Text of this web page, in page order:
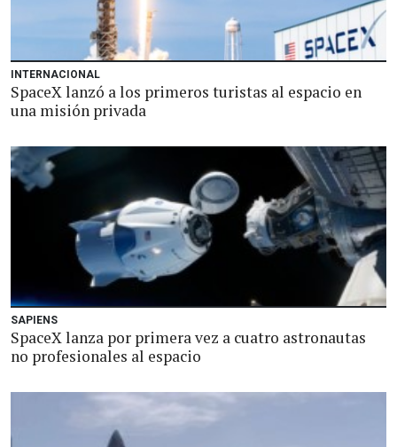
INTERNACIONAL
SpaceX lanzó a los primeros turistas al espacio en
una misión privada
SAPIENS
SpaceX lanza por primera vez a cuatro astronautas
no profesionales al espacio